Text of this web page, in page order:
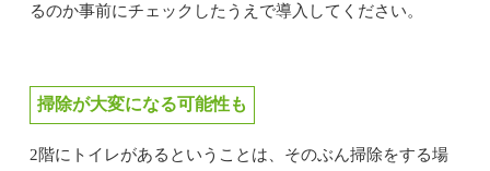
るのか事前にチェックしたうえで導入してください。
掃除が大変になる可能性も
2階にトイレがあるということは、そのぶん掃除をする場